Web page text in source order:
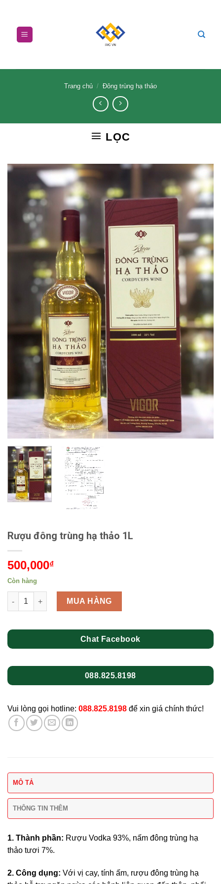
content
Trang chủ / Đông trùng hạ thảo
LỌC
Rượu đông trùng hạ thảo 1L
500,000₫
Còn hàng
Rượu đông trùng hạ thảo 1L số lượng
MUA HÀNG
Chat Facebook
088.825.8198
Vui lòng gọi hotline: 088.825.8198 để xin giá chính thức!
MÔ TẢ
THÔNG TIN THÊM
1. Thành phần: Rượu Vodka 93%, nấm đông trùng hạ
thảo tươi 7%.
2. Công dụng: Với vị cay, tính ấm, rượu đông trùng hạ